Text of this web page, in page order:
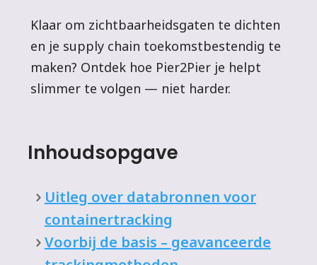
Klaar om zichtbaarheidsgaten te dichten
en je supply chain toekomstbestendig te
maken? Ontdek hoe Pier2Pier je helpt
slimmer te volgen — niet harder.
Inhoudsopgave
Uitleg over databronnen voor
containertracking
Voorbij de basis – geavanceerde